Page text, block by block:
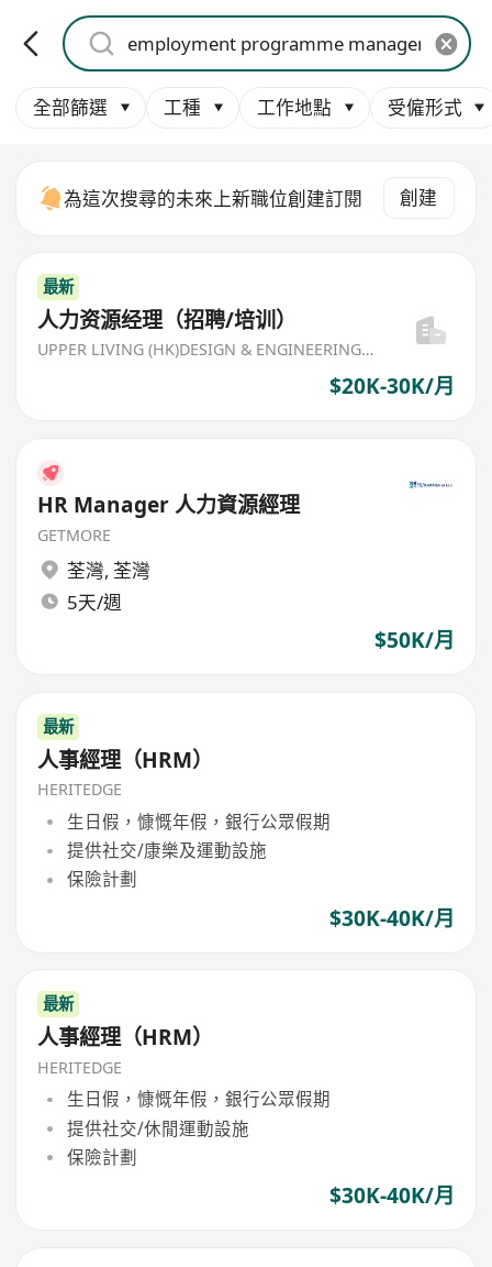
全部篩選 工種 工作地點 受僱形式
為這次搜尋的未來上新職位創建訂閱 創建
最新
人力资源经理（招聘/培训）
UPPER LIVING (HK)DESIGN & ENGINEERING LIMITED
$20K-30K/月
HR Manager 人力資源經理
GETMORE
荃灣, 荃灣
5天/週
$50K/月
最新
人事經理（HRM）
HERITEDGE
生日假，慷慨年假，銀行公眾假期
提供社交/康樂及運動設施
保險計劃
$30K-40K/月
最新
人事經理（HRM）
HERITEDGE
生日假，慷慨年假，銀行公眾假期
提供社交/休閒運動設施
保險計劃
$30K-40K/月